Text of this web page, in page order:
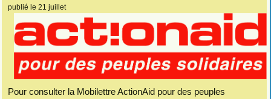
publié le 21 juillet
Pour consulter la Mobilettre ActionAid pour des peuples